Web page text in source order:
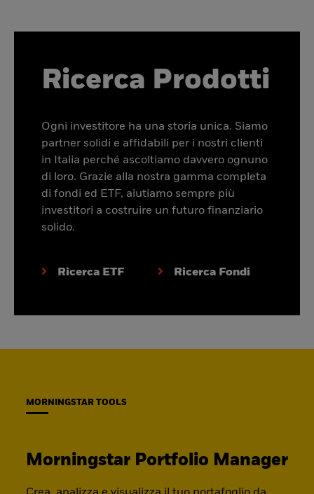
Ricerca Prodotti
Ogni investitore ha una storia unica. Siamo
partner solidi e affidabili per i nostri clienti
in Italia perché ascoltiamo davvero ognuno
di loro. Grazie alla nostra gamma completa
di fondi ed ETF, aiutiamo sempre più
investitori a costruire un futuro finanziario
solido.
Ricerca ETF Ricerca Fondi
MORNINGSTAR TOOLS
Morningstar Portfolio Manager